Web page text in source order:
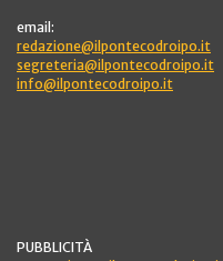
email:
redazione@ilpontecodroipo.it
segreteria@ilpontecodroipo.it
info@ilpontecodroipo.it
PUBBLICITÀ